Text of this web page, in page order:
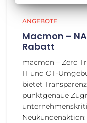
ANGEBOTE
Macmon –
Rabatt
macmon – Zero
IT und OT-
bietet
punktgenaue